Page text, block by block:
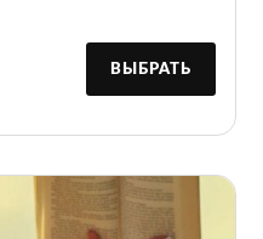
ВЫБРАТЬ